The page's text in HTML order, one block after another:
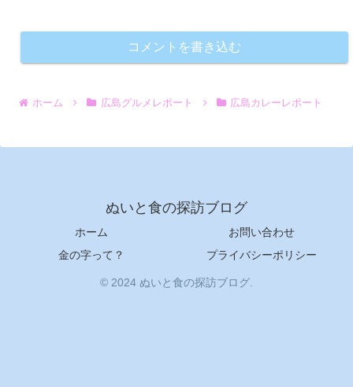
コメントを書き込む
ホーム 広島グルメレポート 広島カレーレポート
ぬいと食の探訪ブログ
ホーム
お問い合わせ
金の字って？
プライバシーポリシー
© 2024 ぬいと食の探訪ブログ.